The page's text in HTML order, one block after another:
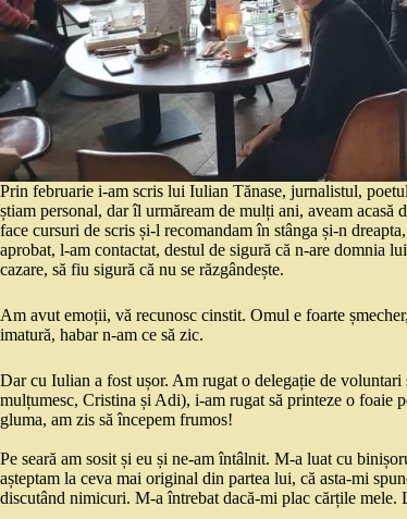
Prin februarie i-am scris lui Iulian Tănase, jurnalistul,
știam personal, dar îl urmăream de mulți ani, aveam
face cursuri de scris și-l recomandam în stânga și-n
aprobat, l-am contactat, destul de sigură că n-are domnia
cazare, să fiu sigură că nu se răzgândește.
Am avut emoții, vă recunosc cinstit. Omul e foarte
imatură, habar n-am ce să zic.
Dar cu Iulian a fost ușor. Am rugat o delegație de
mulțumesc, Cristina și Adi), i-am rugat să printeze o foaie
gluma, am zis să începem frumos!
Pe seară am sosit și eu și ne-am întâlnit. M-a luat cu
așteptam la ceva mai original din partea lui, că asta-mi
discutând nimicuri. M-a întrebat dacă-mi plac cărțile mele.